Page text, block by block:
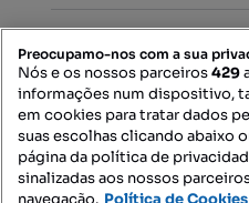
Mapa do Site
Contacte-nos
Preocupamo-nos com a sua
Nós e os nossos parceiros429
informações num dispositivo,
em cookies para tratar dados
suas escolhas clicando abaixo
página da política de
sinalizadas aos nossos
navegação. Política de